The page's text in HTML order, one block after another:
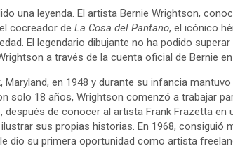
una leyenda. El artista Bernie Wrightson,
cocreador de La Cosa del Pantano, el icónico
El legendario dibujante no ha podido
a través de la cuenta oficial de Bernie
Maryland, en 1948 y durante su infancia
solo 18 años, Wrightson comenzó a trabajar
después de conocer al artista Frank Frazetta
sus propias historias. En 1968, consiguió
dio su primera oportunidad como artista